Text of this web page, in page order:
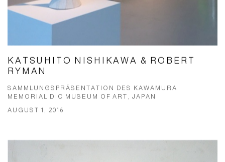
KATSUHITO NISHIKAWA & ROBERT
RYMAN
SAMMLUNGSPRÄSENTATION DES KAWAMURA
MEMORIAL DIC MUSEUM OF ART, JAPAN
AUGUST 1, 2016